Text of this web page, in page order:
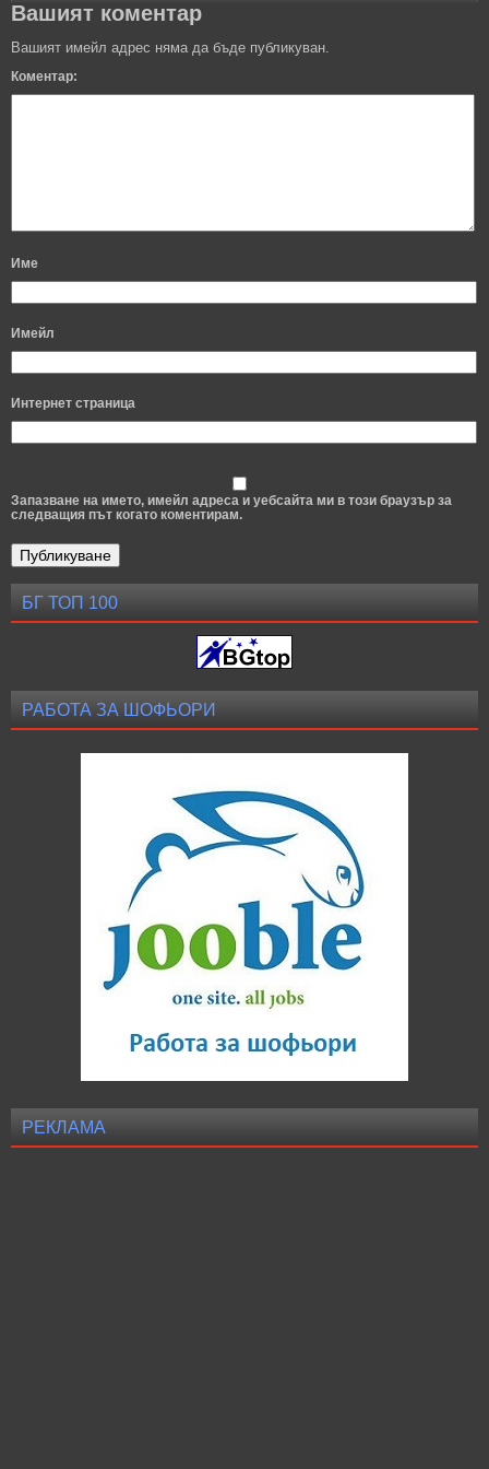
Вашият коментар
Вашият имейл адрес няма да бъде публикуван.
Коментар:
Име
Имейл
Интернет страница
Запазване на името, имейл адреса и уебсайта ми в този браузър за
следващия път когато коментирам.
БГ ТОП 100
РАБОТА ЗА ШОФЬОРИ
РЕКЛАМА